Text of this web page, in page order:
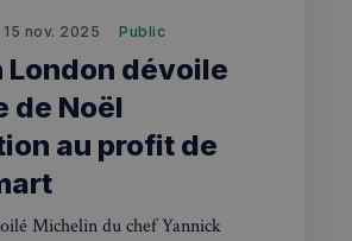
15 nov. 2025 Public
London dévoile
de Noël
au profit de
Michelin du chef Yannick